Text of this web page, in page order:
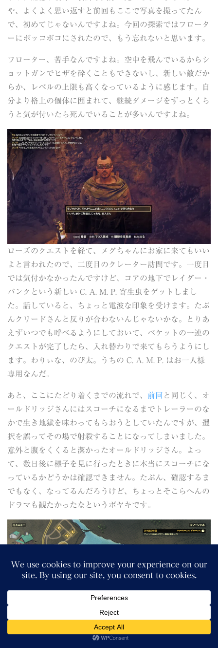
や、よくよく思い返すと前回もここで写真を撮ってたん
で、初めてじゃないんですよね。今回の探索ではフロータ
ーにボッコボコにされたので、もう忘れないと思います。
フローター、苦手なんですよね。空中を飛んでいるからシ
ョットガンでヒザを砕くこともできないし、新しい敵だか
らか、レベルの上限も高くなっているように感じます。自
分より格上の個体に囲まれて、継続ダメージをずっとくら
うと気が付いたら死んでいることが多いんですよね。
ローズのクエストを経て、メグちゃんにお家に来てもいい
よと言われたので、二度目のクレーター訪問です。一度目
では気付かなかったんですけど、コアの地下でレイダー・
パンクという新しい C. A. M. P. 寄生虫をゲットしまし
た。話していると、ちょっと電波な印象を受けます。たぶ
んクリードさんと反りが合わないんじゃないかな。とりあ
えずいつでも呼べるようにしておいて、ベケットの一連の
クエストが完了したら、入れ替わりで来てもらうようにし
ます。わりぃな、のび太。うちの C. A. M. P. はお一人様
専用なんだ。
あと、ここにたどり着くまでの流れで、 前回 と同じく、オ
ールドリッジさんにはスコーチになるまでトレーラーのな
かで生き地獄を味わってもらおうとしていたんですが、選
択を誤ってその場で射殺することになってしまいました。
意外と腹をくくると潔かったオールドリッジさん。よっ
て、数日後に様子を見に行ったときに本当にスコーチにな
っているかどうかは確認できません。たぶん、確認するま
でもなく、なってるんだろうけど、ちょっとそこらへんの
ドラマも観たかったなというボヤキです。
ウォードさんのクエスト同様、評判を上げるためにレンち